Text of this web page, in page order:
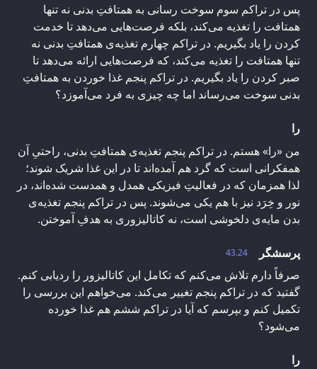
پس در تراکم سوم سوخت رسانی به همتافتِ بدنی نه تنها
همتافت را تغذیه می‌کند، بلکه فرصت‌هایی می‌دهد تا خدمت
کردن را یاد بگیریم. در تراکم چهارم تغذیه‌ی همتافتِ بدنی نه
تنها همتافت را تغذیه می‌کند، که فرصت‌هایی ارائه می‌دهد تا
صبر کردن را یاد بگیریم. در تراکم پنجم غذا خوردن به همتافتِ
بدنی سوخت می‌رساند اما چه چیزی به فرد می‌آموزد؟
را
من «را» هستم. در تراکم پنجم تغذیه‌ی همتافتِ بدنی، راحتیِ آن
همفکرانی است که گرد هم آمده‌اند تا در این غذا شریک شوند؛
لذا همزمان که در فعالیتِ فیزیکی همدل و همدست شده‌اند، در
نور و خِرَد نیز با هم یکی می‌شوند. پس در تراکم پنجم تغذیه‌ی
بدن مایه‌ی دلخوشی است، نه کاتالیزوری به هدفِ آموختن.
43.24
پرسشگر
صرفاً دارم تلاش می‌کنم که تکامل این کاتالیزور را ردیابی کنم.
گفتید که در تراکم پنجم تغییر می‌کند. می‌خواهم این بررسی را
تکمیل کنم و بپرسم که آیا در تراکم ششم هم غذا خورده
می‌شود؟
را